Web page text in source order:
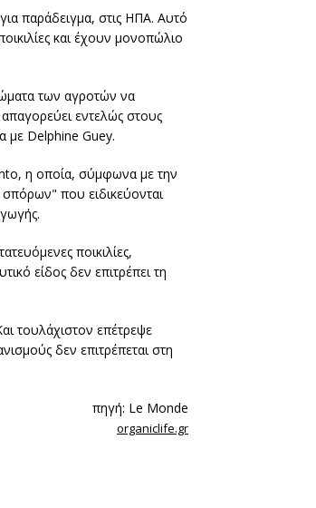
παράδειγμα, στις ΗΠΑ. Αυτό
και έχουν μονοπώλιο
των αγροτών να
εντελώς στους
με Delphine Guey.
η οποία, σύμφωνα με την
που ειδικεύονται
ποικιλίες,
είδος δεν επιτρέπει τη
τουλάχιστον επέτρεψε
δεν επιτρέπεται στη
πηγή: Le Monde
organiclife.gr